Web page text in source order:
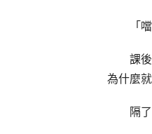
「
課
為什麼
隔